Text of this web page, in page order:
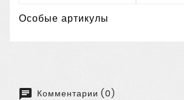
Особые артикулы
Комментарии (0)